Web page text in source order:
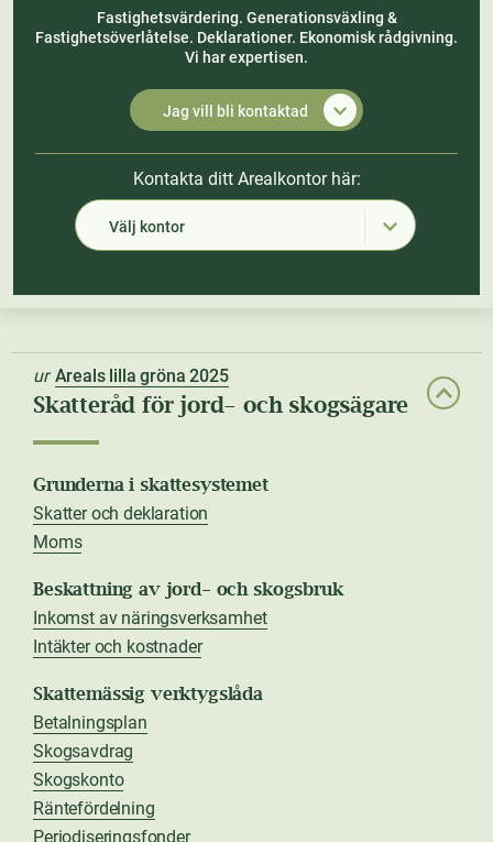
Fastighetsvärdering. Generationsväxling &
Fastighetsöverlåtelse. Deklarationer. Ekonomisk rådgivning.
Vi har expertisen.
Jag vill bli kontaktad
Kontakta ditt Arealkontor här:
Välj kontor
ur Areals lilla gröna 2025
Skatteråd för jord- och skogsägare
Grunderna i skattesystemet
Skatter och deklaration
Moms
Beskattning av jord- och skogsbruk
Inkomst av näringsverksamhet
Intäkter och kostnader
Skattemässig verktygslåda
Betalningsplan
Skogsavdrag
Skogskonto
Räntefördelning
Periodiseringsfonder